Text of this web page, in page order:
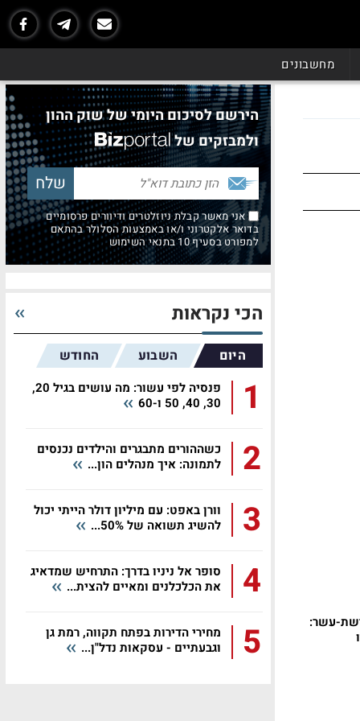
מחשבונים
עשר:
הירשם לסיכום היומי של שוק ההון
ולמבזקים של
אני מאשר קבלת ניוזלטרים ודיוורים פרסומיים
בדואר אלקטרוני ו/או באמצעות הסלולר בהתאם
למפורט בסעיף 10 בתנאי השימוש
הכי נקראות
היום השבוע החודש
1
פנסיה לפי עשור: מה עושים בגיל 20,
30, 40, 50 ו-60
2
כשההורים מתבגרים והילדים נכנסים
לתמונה: איך מנהלים הון...
3
וורן באפט: עם מיליון דולר הייתי יכול
להשיג תשואה של 50%...
4
סופר אל ניניו בדרך: התרחיש שמדאיג
את הכלכלנים ומאיים להצית...
5
מחירי הדירות בפתח תקווה, רמת גן
וגבעתיים - עסקאות נדל"ן...